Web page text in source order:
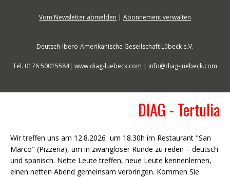
Vom Newsletter abmelden | Abonnement verwalten
Deutsch-Ibero-Amerikanische Gesellschaft Lübeck e.V.
Tel. 0176 50015584| www.diag-luebeck.com | info@diag-luebeck.com
DIAG - Tertulia
Wir treffen uns am 12.8.2026 um 18.30h im Restaurant "San
Marco" (Pizzeria), um in zwangloser Runde zu reden – deutsch
und spanisch. Nette Leute treffen, neue Leute kennenlernen,
einen netten Abend gemeinsam verbringen. Kommen Sie